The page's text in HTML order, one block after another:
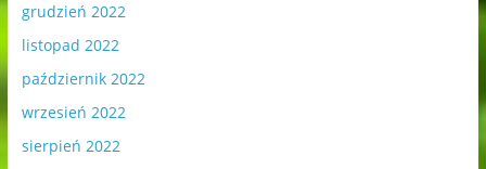
grudzień 2022
listopad 2022
październik 2022
wrzesień 2022
sierpień 2022